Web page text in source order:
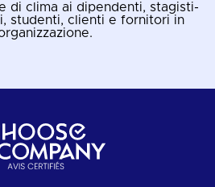
di clima ai dipendenti, stagisti-
studenti, clienti e fornitori in